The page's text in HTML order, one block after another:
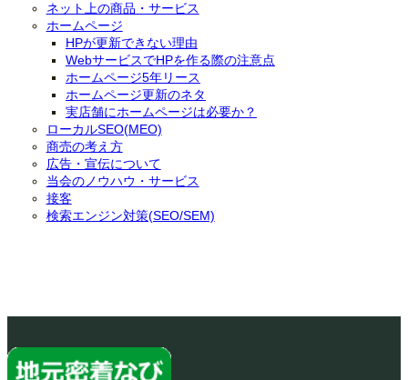
ネット上の商品・サービス
ホームページ
HPが更新できない理由
WebサービスでHPを作る際の注意点
ホームページ5年リース
ホームページ更新のネタ
実店舗にホームページは必要か？
ローカルSEO(MEO)
商売の考え方
広告・宣伝について
当会のノウハウ・サービス
接客
検索エンジン対策(SEO/SEM)